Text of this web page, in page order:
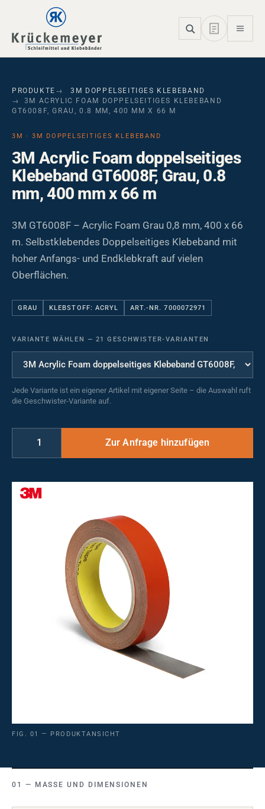
Skip to main navigation
Skip to main content
Skip to page footer
PRODUKTE
3M DOPPELSEITIGES KLEBEBAND
3M ACRYLIC FOAM DOPPELSEITIGES KLEBEBAND
GT6008F, GRAU, 0.8 MM, 400 MM X 66 M
3M · 3M DOPPELSEITIGES KLEBEBAND
3M Acrylic Foam doppelseitiges
Klebeband GT6008F, Grau, 0.8
mm, 400 mm x 66 m
3M GT6008F – Acrylic Foam Grau 0,8 mm, 400 x 66
m. Selbstklebendes Doppelseitiges Klebeband mit
hoher Anfangs- und Endklebkraft auf vielen
Oberflächen.
GRAU KLEBSTOFF: ACRYL ART.-NR. 7000072971
VARIANTE WÄHLEN — 21 GESCHWISTER-VARIANTEN
Jede Variante ist ein eigener Artikel mit eigener Seite – die Auswahl ruft
die Geschwister-Variante auf.
FIG. 01 — PRODUKTANSICHT
MASSE UND DIMENSIONEN